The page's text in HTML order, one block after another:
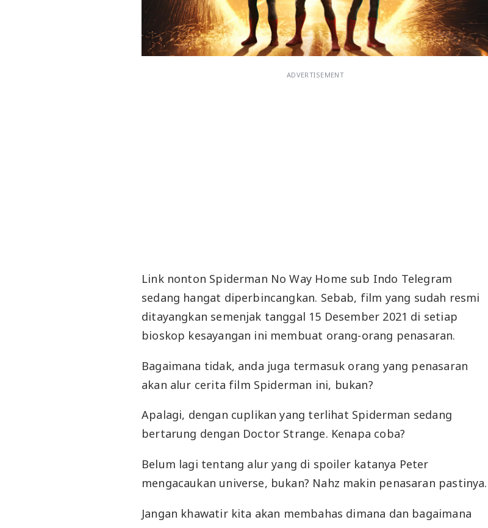
ADVERTISEMENT
Link nonton Spiderman No Way Home sub Indo Telegram
sedang hangat diperbincangkan. Sebab, film yang sudah resmi
ditayangkan semenjak tanggal 15 Desember 2021 di setiap
bioskop kesayangan ini membuat orang-orang penasaran.
Bagaimana tidak, anda juga termasuk orang yang penasaran
akan alur cerita film Spiderman ini, bukan?
Apalagi, dengan cuplikan yang terlihat Spiderman sedang
bertarung dengan Doctor Strange. Kenapa coba?
Belum lagi tentang alur yang di spoiler katanya Peter
mengacaukan universe, bukan? Nahz makin penasaran pastinya.
Jangan khawatir kita akan membahas dimana dan bagaimana